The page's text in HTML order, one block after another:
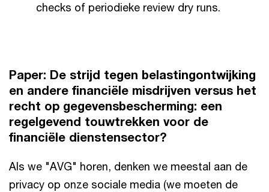
checks of periodieke review dry runs.
Paper: De strijd tegen belastingontwijking
en andere financiële misdrijven versus het
recht op gegevensbescherming: een
regelgevend touwtrekken voor de
financiële dienstensector?
Als we "AVG" horen, denken we meestal aan de
privacy op onze sociale media (we moeten de